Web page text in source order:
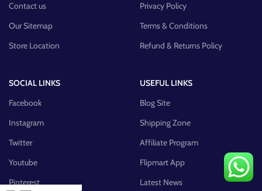
Contact us
Our Sitemap
Store Location
Privacy Policy
Terms & Conditions
Refund & Returns Policy
SOCIAL LINKS
Facebook
Instagram
Twitter
Youtube
Pinterest
USEFUL LINKS
Blog Site
Shipping Zone
Affiliate Program
Flipmart App
Latest News